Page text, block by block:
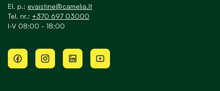
El. p.: evaistine@camelia.lt
Tel. nr.: +370 697 03000
I-V 08:00 - 18:00